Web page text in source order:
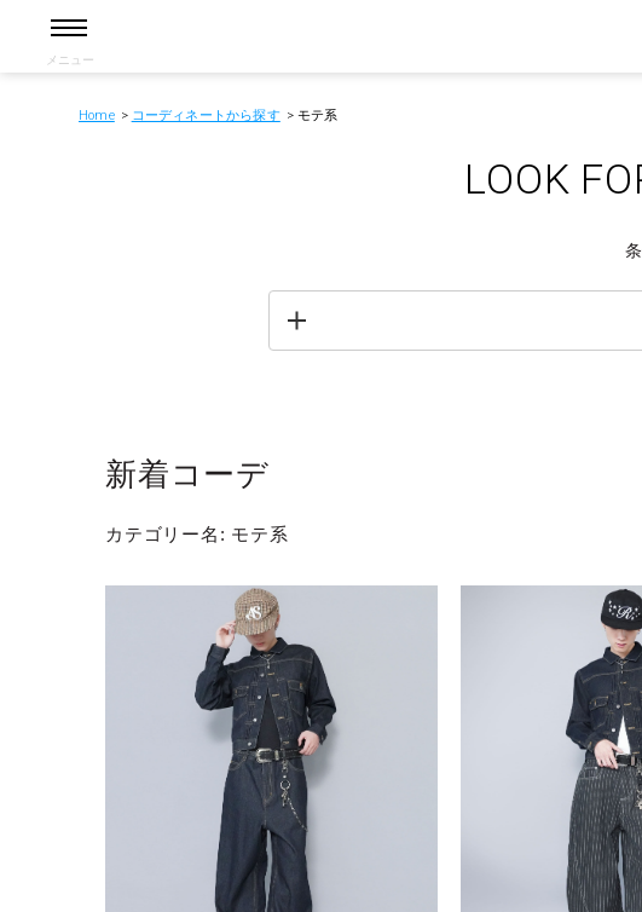
メニュー
Home コーディネートから探す モテ系
LOOK
新着コーデ
カテゴリー名: モテ系